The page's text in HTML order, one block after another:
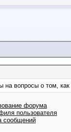
на вопросы о том,
форума
пользователя
сообщений